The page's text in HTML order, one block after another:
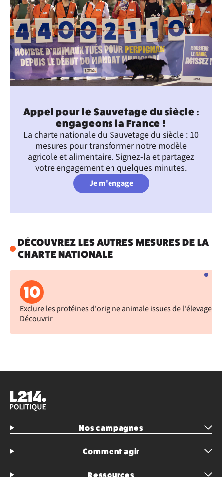
Appel pour le Sauvetage du siècle :
engageons la France !
La charte nationale du Sauvetage du siècle : 10
mesures pour transformer notre modèle
agricole et alimentaire. Signez-la et partagez
votre engagement en quelques minutes.
Je m'engage
DÉCOUVREZ LES AUTRES MESURES DE LA
CHARTE NATIONALE
10
Exclure les protéines d'origine animale issues de l'élevage
Découvrir
Nos campagnes
Comment agir
Ressources